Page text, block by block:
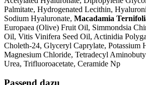
Palmitate, Hydrogenated Lecithin,
Sodium Hyaluronate, Macadamia
Europaea (Olive) Fruit Oil, Simmondsia
Oil, Vitis Vinifera Seed Oil, Actinidia
Choleth-24, Glyceryl Caprylate, Potassium
Magnesium Chloride, Tetradecyl
Urea, Trifluoroacetate, Ceramide Np